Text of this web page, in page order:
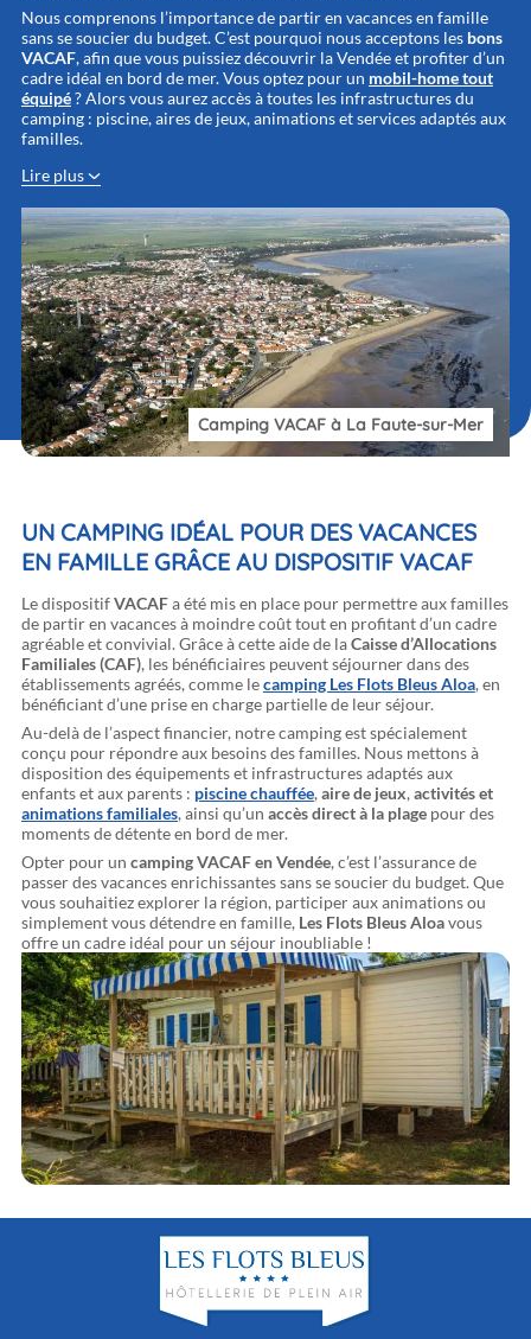
Nous comprenons l’importance de partir en vacances en famille
sans se soucier du budget. C’est pourquoi nous acceptons les bons
VACAF, afin que vous puissiez découvrir la Vendée et profiter d’un
cadre idéal en bord de mer. Vous optez pour un mobil-home tout
équipé? Alors vous aurez accès à toutes les infrastructures du
camping : piscine, aires de jeux, animations et services adaptés aux
familles.
Lire plus
Camping VACAF à La Faute-sur-Mer
UN CAMPING IDÉAL POUR DES VACANCES
EN FAMILLE GRÂCE AU DISPOSITIF VACAF
Le dispositifVACAFa été mis en place pour permettre aux familles
de partir en vacances à moindre coût tout en profitant d’un cadre
agréable et convivial. Grâce à cette aide de laCaisse d’Allocations
Familiales (CAF), les bénéficiaires peuvent séjourner dans des
établissements agréés, comme lecamping Les Flots Bleus Aloa, en
bénéficiant d’une prise en charge partielle de leur séjour.
Au-delà de l’aspect financier, notre camping est spécialement
conçu pour répondre aux besoins des familles. Nous mettons à
disposition des équipements et infrastructures adaptés aux
enfants et aux parents : piscine chauffée, aire de jeux, activités et
animations familiales, ainsi qu’un accès direct à la plagepour des
moments de détente en bord de mer.
Opter pour un camping VACAF en Vendée, c’est l’assurance de
passer des vacances enrichissantes sans se soucier du budget. Que
vous souhaitiez explorer la région, participer aux animations ou
simplement vous détendre en famille, Les Flots Bleus Aloavous
offre un cadre idéal pour un séjour inoubliable !